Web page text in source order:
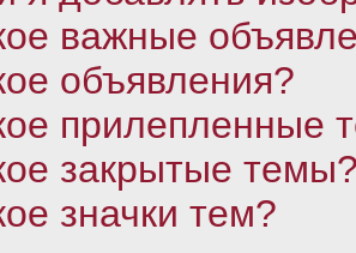
важные
объявления?
прилепленные
закрытые
значки тем?